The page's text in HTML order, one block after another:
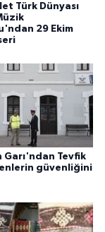
Türk Dünyası
29 Ekim
Garı'ndan Tevfik
güvenliğini